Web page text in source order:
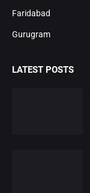
Faridabad
Gurugram
LATEST POSTS